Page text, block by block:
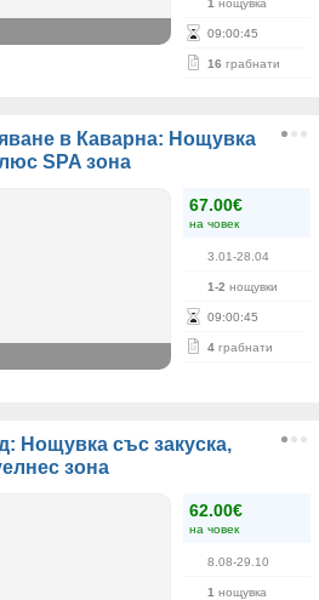
1 нощувка
09:00:45
16 грабнати
в Каварна: Нощувка
SPA зона
67.00€
на човек
3.01-28.04
1-2 нощувки
09:00:45
4 грабнати
Нощувка със закуска,
зона
62.00€
на човек
8.08-29.10
1 нощувка